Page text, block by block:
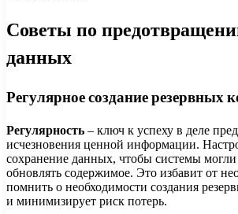
Советы по
данных
Регулярное создание резервных
Регулярность – ключ к успеху в деле
исчезновения ценной информации.
сохранение данных, чтобы системы
обновлять содержимое. Это избавит от
помнить о необходимости создания
и минимизирует риск потерь.